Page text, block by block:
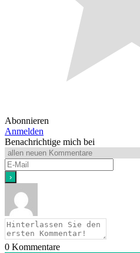
Abonnieren
Anmelden
Benachrichtige mich bei
0 Kommentare